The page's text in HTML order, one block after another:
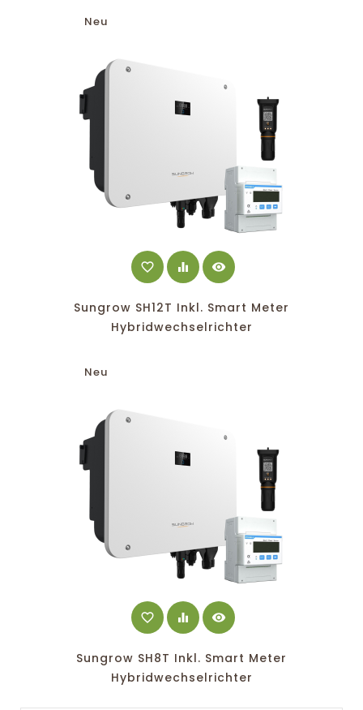
Neu
favorite_border equalizer visibility
Sungrow SH12T Inkl. Smart Meter
Hybridwechselrichter
Neu
favorite_border equalizer visibility
Sungrow SH8T Inkl. Smart Meter
Hybridwechselrichter